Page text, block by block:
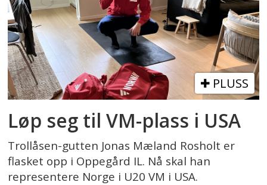
PLUSS
Løp seg til VM-plass i USA
Trollåsen-gutten Jonas Mæland Rosholt er
flasket opp i Oppegård IL. Nå skal han
representere Norge i U20 VM i USA.